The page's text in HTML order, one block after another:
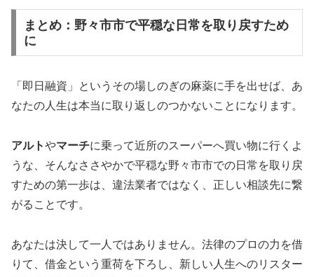
まとめ：野々市市で平穏な日常を取り戻すため
に
「即日融資」というその場しのぎの麻薬に手を出せば、あ
なたの人生は本当に取り返しのつかないことになります。
アルトやマーチに乗って近所のスーパーへ買い物に行くよ
うな、そんなささやかで平穏な野々市市での日常を取り戻
すための第一歩は、違法業者ではなく、正しい相談先に繋
がることです。
あなたは決して一人ではありません。法律のプロの力を借
りて、借金という重荷を下ろし、新しい人生へのリスター